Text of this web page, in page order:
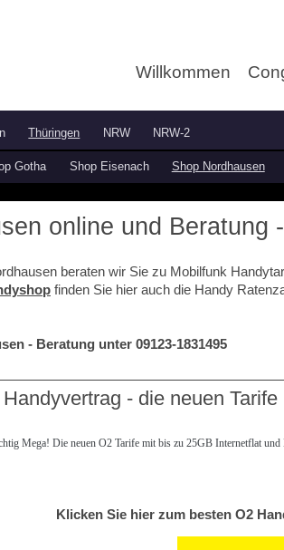
Willkommen
Thüringen NRW NRW-2
Gotha Shop Eisenach Shop Nordhausen
online und Beratung
beraten wir Sie zu Mobilfunk
finden Sie hier auch die Handy
- Beratung unter 09123-1831495
- die neuen
Mega! Die neuen O2 Tarife mit bis zu 25GB Internetflat
Klicken Sie hier zum besten O2